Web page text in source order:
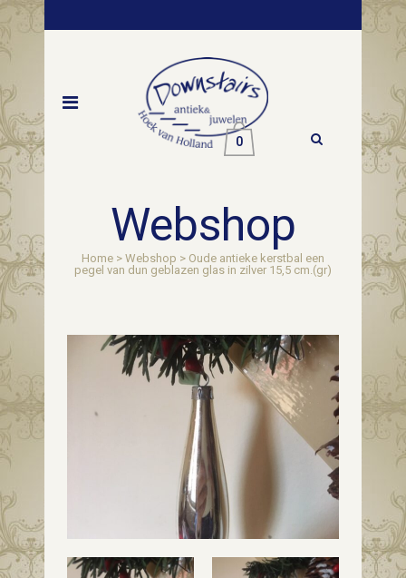
0
Webshop
Home > Webshop > Oude antieke kerstbal een
pegel van dun geblazen glas in zilver 15,5 cm.(gr)